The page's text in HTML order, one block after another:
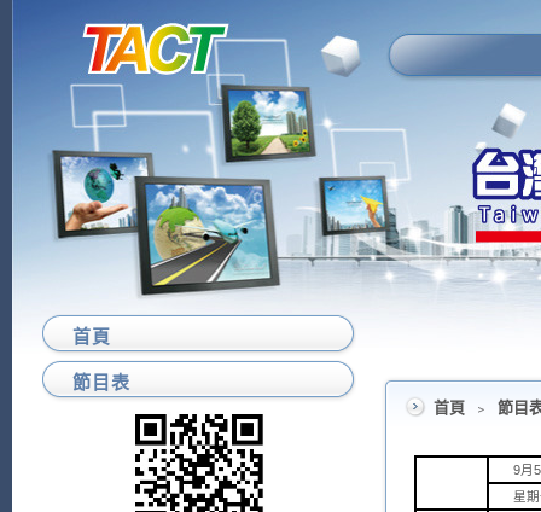
首頁 ﹥ 節目
9月
星
首頁
節目表